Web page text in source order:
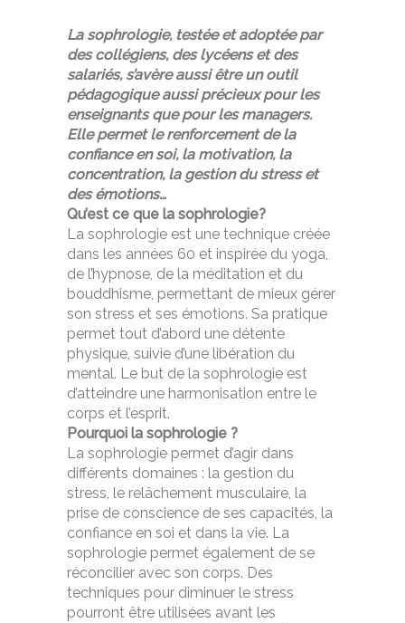
La sophrologie, testée et adoptée par
des collégiens, des lycéens et des
salariés, s’avère aussi être un outil
pédagogique aussi précieux pour les
enseignants que pour les managers.
Elle permet le renforcement de la
confiance en soi, la motivation, la
concentration, la gestion du stress et
des émotions…
Qu’est ce que la sophrologie?
La sophrologie est une technique créée
dans les années 60 et inspirée du yoga,
de l’hypnose, de la méditation et du
bouddhisme, permettant de mieux gérer
son stress et ses émotions. Sa pratique
permet tout d’abord une détente
physique, suivie d’une libération du
mental. Le but de la sophrologie est
d’atteindre une harmonisation entre le
corps et l’esprit.
Pourquoi la sophrologie ?
La sophrologie permet d’agir dans
différents domaines : la gestion du
stress, le relâchement musculaire, la
prise de conscience de ses capacités, la
confiance en soi et dans la vie. La
sophrologie permet également de se
réconcilier avec son corps. Des
techniques pour diminuer le stress
pourront être utilisées avant les